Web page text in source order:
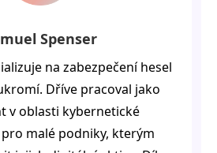
Spenser
na zabezpečení hesel
Dříve pracoval jako
v oblasti kybernetické
malé podniky, kterým